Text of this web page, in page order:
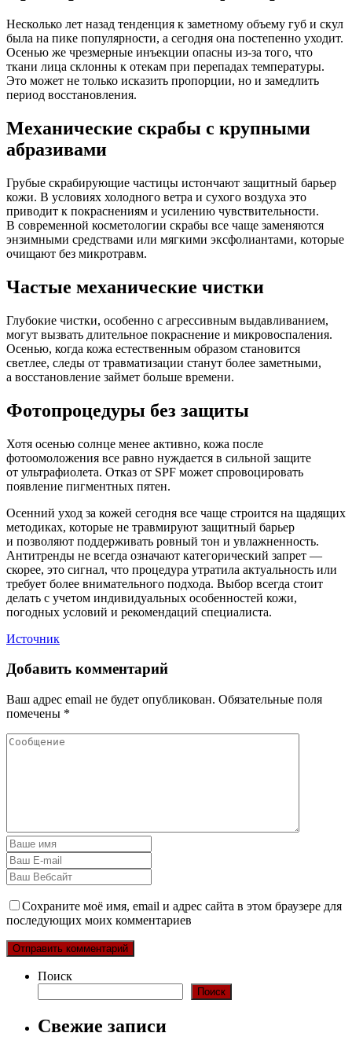
Несколько лет назад тенденция к заметному объему губ и скул
была на пике популярности, а сегодня она постепенно уходит.
Осенью же чрезмерные инъекции опасны из-за того, что
ткани лица склонны к отекам при перепадах температуры.
Это может не только исказить пропорции, но и замедлить
период восстановления.
Механические скрабы с крупными
абразивами
Грубые скрабирующие частицы истончают защитный барьер
кожи. В условиях холодного ветра и сухого воздуха это
приводит к покраснениям и усилению чувствительности.
В современной косметологии скрабы все чаще заменяются
энзимными средствами или мягкими эксфолиантами, которые
очищают без микротравм.
Частые механические чистки
Глубокие чистки, особенно с агрессивным выдавливанием,
могут вызвать длительное покраснение и микровоспаления.
Осенью, когда кожа естественным образом становится
светлее, следы от травматизации станут более заметными,
а восстановление займет больше времени.
Фотопроцедуры без защиты
Хотя осенью солнце менее активно, кожа после
фотоомоложения все равно нуждается в сильной защите
от ультрафиолета. Отказ от SPF может спровоцировать
появление пигментных пятен.
Осенний уход за кожей сегодня все чаще строится на щадящих
методиках, которые не травмируют защитный барьер
и позволяют поддерживать ровный тон и увлажненность.
Антитренды не всегда означают категорический запрет —
скорее, это сигнал, что процедура утратила актуальность или
требует более внимательного подхода. Выбор всегда стоит
делать с учетом индивидуальных особенностей кожи,
погодных условий и рекомендаций специалиста.
Источник
Добавить комментарий
Ваш адрес email не будет опубликован. Обязательные поля
помечены *
Сохраните моё имя, email и адрес сайта в этом браузере для
последующих моих комментариев
Поиск
Поиск
Свежие записи